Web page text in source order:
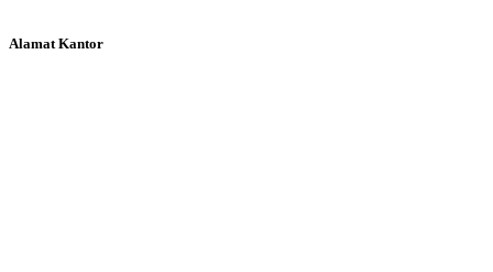
Alamat Kantor